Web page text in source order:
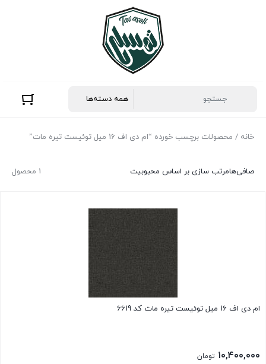
خانه / محصولات برچسب خورده “ام دی اف 16 میل توئیست تیره مات”
1 محصول صافی‌هامرتب سازی بر اساس محبوبیت
ام دی اف 16 میل توئیست تیره مات کد 6619
۱۰,۴۰۰,۰۰۰ تومان